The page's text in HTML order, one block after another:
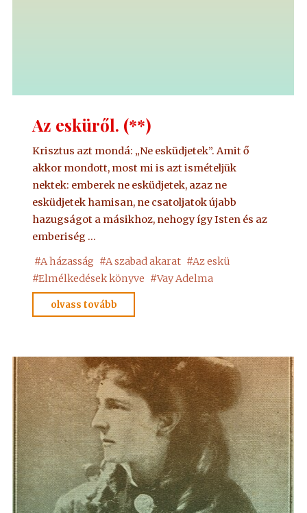
Az esküről. (**)
Krisztus azt mondá: „Ne esküdjetek”. Amit ő
akkor mondott, most mi is azt ismételjük
nektek: emberek ne esküdjetek, azaz ne
esküdjetek hamisan, ne csatoljatok újabb
hazugságot a másikhoz, nehogy így Isten és az
emberiség …
#A házasság #A szabad akarat #Az eskü
#Elmélkedések könyve #Vay Adelma
olvass tovább
esküről.